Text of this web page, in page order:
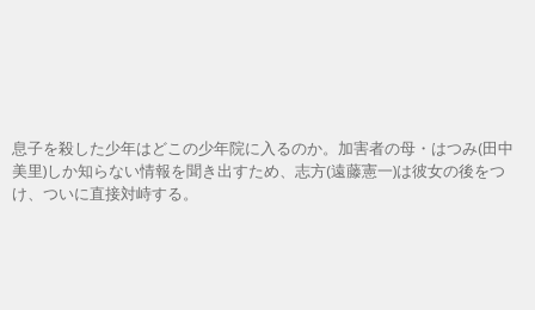
息子を殺した少年はどこの少年院に入るのか。加害者の母・はつみ(田中
美里)しか知らない情報を聞き出すため、志方(遠藤憲一)は彼女の後をつ
け、ついに直接対峙する。